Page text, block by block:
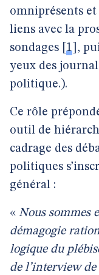
omniprésents
liens avec la
sondages 1 ,
yeux des
politique.).
Ce rôle
outil de
cadrage des
politiques
général :
« Nous sommes
démagogie
logique du
de l’interview